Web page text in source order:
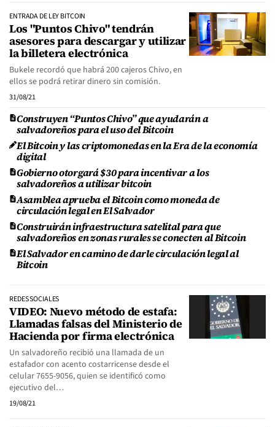
ENTRADA DE LEY BITCOIN
Los "Puntos Chivo" tendrán
asesores para descargar y utilizar
la billetera electrónica
Bukele recordó que habrá 200 cajeros Chivo, en
ellos se podrá retirar dinero sin comisión.
31/08/21
Construyen “Puntos Chivo” que ayudarán a
salvadoreños para el uso del Bitcoin
El Bitcoin y las criptomonedas en la Era de la economía
digital
Gobierno otorgará $30 para incentivar a los
salvadoreños a utilizar bitcoin
Asamblea aprueba el Bitcoin como moneda de
circulación legal en El Salvador
Construirán infraestructura satelital para que
salvadoreños en zonas rurales se conecten al Bitcoin
El Salvador en camino de darle circulación legal al
Bitcoin
REDES SOCIALES
VIDEO: Nuevo método de estafa:
Llamadas falsas del Ministerio de
Hacienda por firma electrónica
Un salvadoreño recibió una llamada de un
estafador con acento costarricense desde el
celular 7655-9056, quien se identificó como
ejecutivo del…
19/08/21